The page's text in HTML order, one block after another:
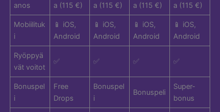
anos
a (115 €)
a (115 €)
a (115 €)
a (115 €)
Mobiilituk
i
📱 iOS,
Android
📱 iOS,
Android
📱 iOS,
Android
📱 iOS,
Android
Ryöppyä
vät voitot
✅ ✅ ✅ ✅
Bonuspel
i
Free
Drops
Bonuspel
i
Bonuspeli
Super-
bonus